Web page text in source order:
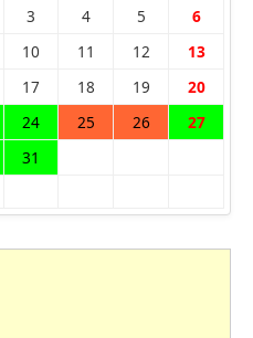
3 4 5 6
10 11 12 13
17 18 19 20
24 25 26 27
31